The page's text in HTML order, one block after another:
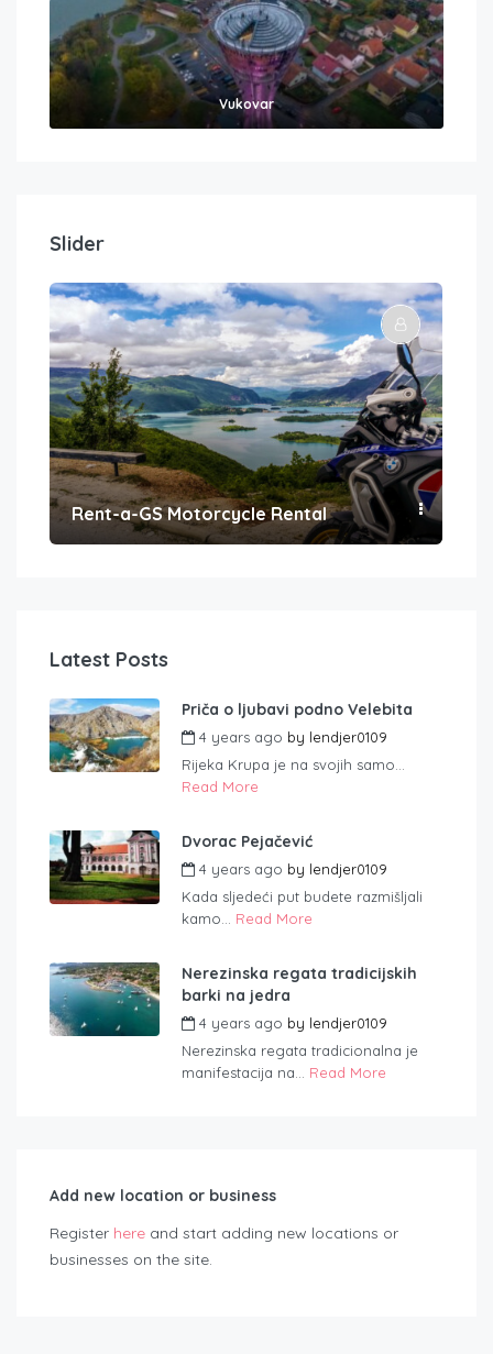
Vukovar
Slider
Rent-a-GS Motorcycle Rental
Latest Posts
Priča o ljubavi podno Velebita
4 years ago by lendjer0109
Rijeka Krupa je na svojih samo...
Read More
Dvorac Pejačević
4 years ago by lendjer0109
Kada sljedeći put budete razmišljali
kamo... Read More
Nerezinska regata tradicijskih
barki na jedra
4 years ago by lendjer0109
Nerezinska regata tradicionalna je
manifestacija na... Read More
Add new location or business
Register here and start adding new locations or
businesses on the site.